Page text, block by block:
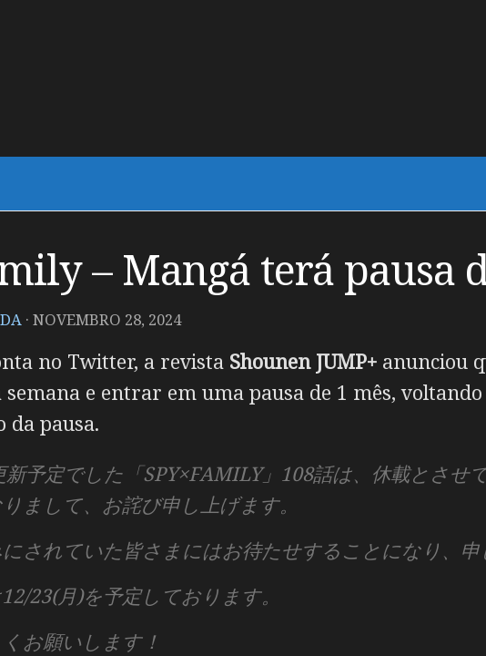
– Mangá terá pausa
· NOVEMBRO 28, 2024
no Twitter, a revista Shounen JUMP+ anunciou
e entrar em uma pausa de 1 mês,
da pausa.
予定でした「SPY×FAMILY」108話は、休載とさせ
まして、お詫び申し上げます。
されていた皆さまにはお待たせすることになり、申
23(月)を予定しております。
お願いします！